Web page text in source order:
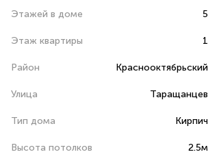
Этажей в доме 5
Этаж квартиры 1
Район Краснооктябрьский
Улица Таращанцев
Тип дома Кирпич
Высота потолков 2.5м